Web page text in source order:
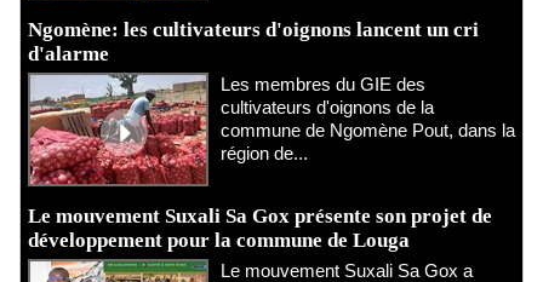
Ngomène: les cultivateurs d'oignons lancent un cri
d'alarme
Les membres du GIE des
cultivateurs d'oignons de la
commune de Ngomène Pout, dans la
région de...
Le mouvement Suxali Sa Gox présente son projet de
développement pour la commune de Louga
Le mouvement Suxali Sa Gox a